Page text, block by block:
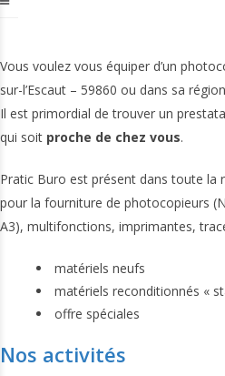
Vous voulez vous équiper d’un
sur-l’Escaut – 59860 ou dans sa
Il est primordial de trouver un
qui soit proche de chez vous.
Pratic Buro est présent dans toute la
pour la fourniture de photocopieurs
A3), multifonctions, imprimantes,
matériels neufs
matériels reconditionnés «
offre spéciales
Nos activités